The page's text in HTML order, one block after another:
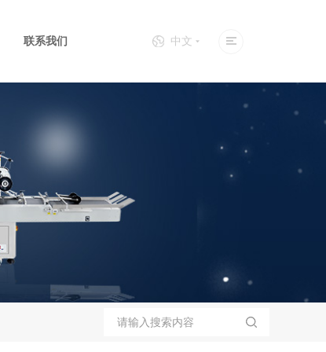
联系我们 中文
全自动口罩机 包装生产线